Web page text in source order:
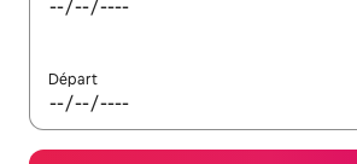
Départ